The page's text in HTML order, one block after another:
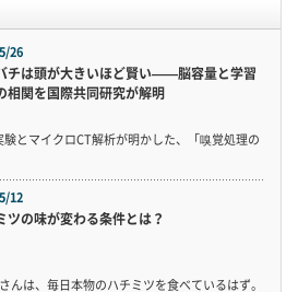
26
チは頭が大きいほど賢い——脳容量と学習
相関を国際共同研究が解明
とマイクロCT解析が明かした、「嗅覚処理の
12
ツの味が変わる条件とは？
んは、毎日本物のハチミツを食べているはず。